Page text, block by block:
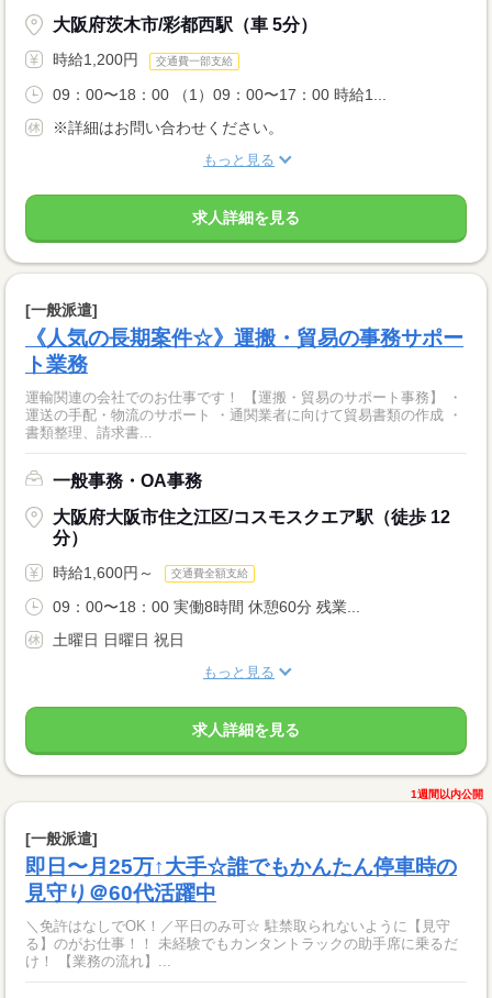
大阪府茨木市/彩都西駅（車 5分）
時給1,200円 交通費一部支給
09：00〜18：00 （1）09：00〜17：00 時給1...
※詳細はお問い合わせください。
もっと見る
求人詳細を見る
[一般派遣]
《人気の長期案件☆》運搬・貿易の事務サポー
ト業務
運輸関連の会社でのお仕事です！ 【運搬・貿易のサポート事務】 ・
運送の手配・物流のサポート ・通関業者に向けて貿易書類の作成 ・
書類整理、請求書...
一般事務・OA事務
大阪府大阪市住之江区/コスモスクエア駅（徒歩 12
分）
時給1,600円～ 交通費全額支給
09：00〜18：00 実働8時間 休憩60分 残業...
土曜日 日曜日 祝日
もっと見る
求人詳細を見る
1週間以内公開
[一般派遣]
即日〜月25万↑大手☆誰でもかんたん停車時の
見守り＠60代活躍中
＼免許はなしでOK！／平日のみ可☆ 駐禁取られないように【見守
る】のがお仕事！！ 未経験でもカンタントラックの助手席に乗るだ
け！ 【業務の流れ】...